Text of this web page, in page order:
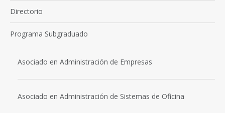
Directorio
Programa Subgraduado
Asociado en Administración de Empresas
Asociado en Administración de Sistemas de Oficina